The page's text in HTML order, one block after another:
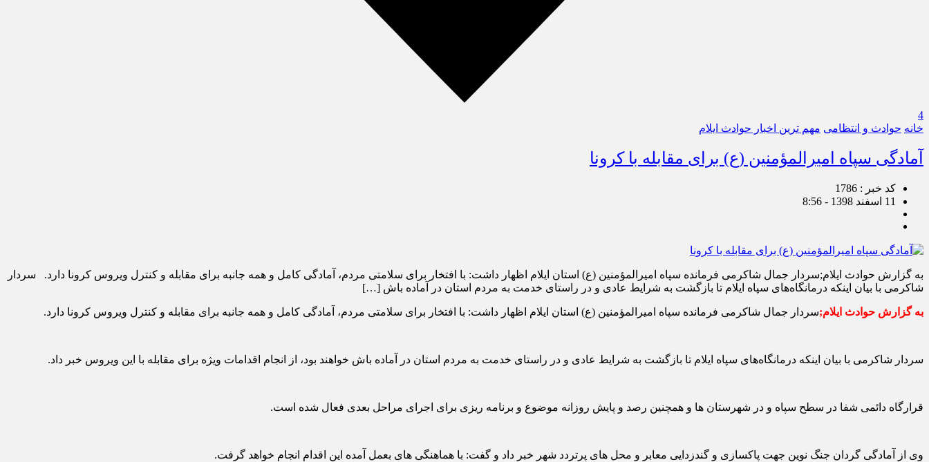
4
خانه حوادث و انتظامی مهم ترین اخبار حوادث ایلام
آمادگی سپاه امیرالمؤمنین (ع) برای مقابله با کرونا
کد خبر : 1786
11 اسفند 1398 - 8:56
به گزارش حوادث ایلام;سردار جمال شاکرمی فرمانده سپاه امیرالمؤمنین (ع) استان ایلام اظهار داشت: با افتخار برای سلامتی مردم، آمادگی کامل و همه جانبه برای مقابله و کنترل ویروس کرونا دارد. سردار
شاکرمی با بیان اینکه درمانگاه‌های سپاه ایلام تا بازگشت به شرایط عادی و در راستای خدمت به مردم استان در آماده باش […]
به گزارش حوادث ایلام;سردار جمال شاکرمی فرمانده سپاه امیرالمؤمنین (ع) استان ایلام اظهار داشت: با افتخار برای سلامتی مردم، آمادگی کامل و همه جانبه برای مقابله و کنترل ویروس کرونا دارد.
سردار شاکرمی با بیان اینکه درمانگاه‌های سپاه ایلام تا بازگشت به شرایط عادی و در راستای خدمت به مردم استان در آماده باش خواهند بود، از انجام اقدامات ویژه برای مقابله با این ویروس خبر داد.
قرارگاه دائمی شفا در سطح سپاه و در شهرستان ها و همچنین رصد و پایش روزانه موضوع و برنامه ریزی برای اجرای مراحل بعدی فعال شده است.
وی از آمادگی گردان جنگ نوین جهت پاکسازی و گندزدایی معابر و محل های پرتردد شهر خبر داد و گفت: با هماهنگی های بعمل آمده این اقدام انجام خواهد گرفت.